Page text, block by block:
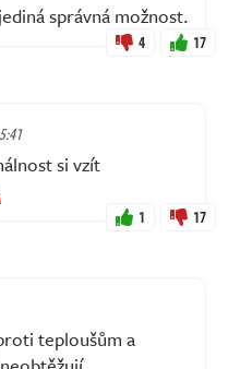
správná možnost.
4 17
si vzít
1 17
teploušům a